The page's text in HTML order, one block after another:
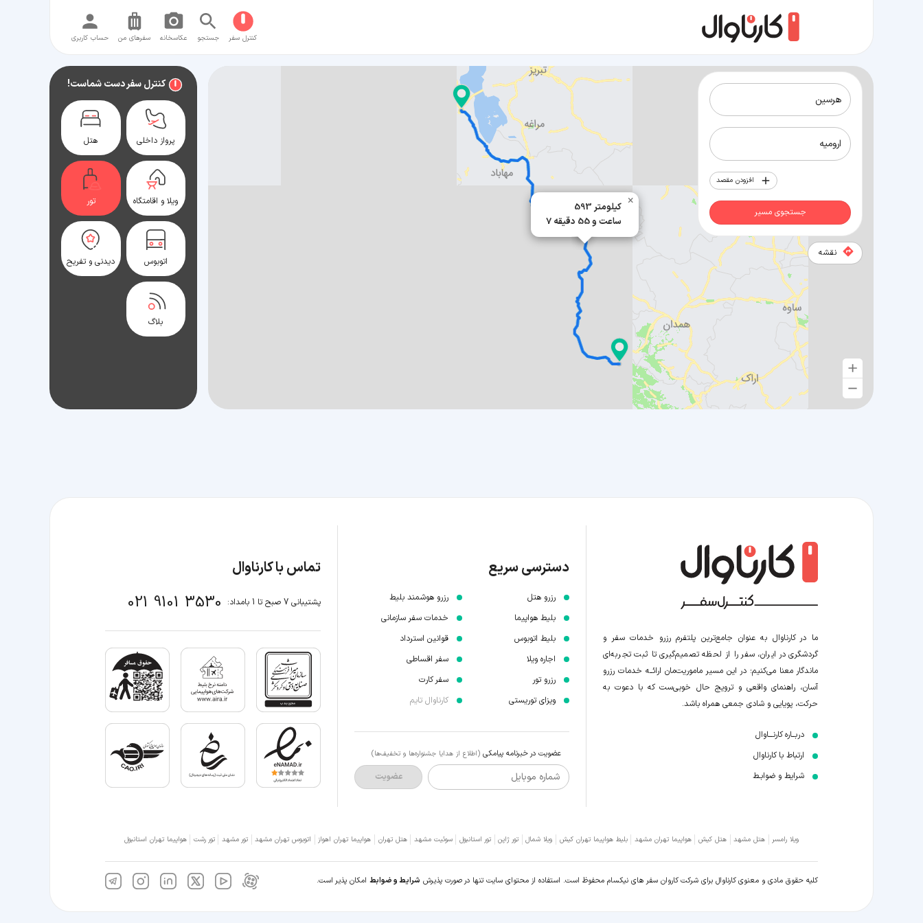
کنترل سفر جستجو عکاسخانه سفر‌های من حساب کاربری
593 کیلومتر
7 ساعت و 55 دقیقه
×
افزودن مقصد
جستجوی مسیر
نقشه
کنترل سفر دست شماست!
پرواز داخلی هتل
ویلا و اقامتگاه تور
اتوبوس دیدنی و تفریح
بلاگ
ما در کارناوال به عنوان جامع‌ترین پلتفرم رزرو خدمات سفر و
گردشگری در ایران، سفر را از لحظه‌ تصمیم‌گیری تا ثبت تجربه‌ای
ماندگار معنا می‌کنیم؛ در این مسیر‍ ماموریت‌مان اراﺋــﻪ خدمات رزرو
آسان، راهنمای واقعی و ترویج حال خوبی‌ست که با دعوت به
حرکت، پویایی و شادی جمعی همراه باشد.
دربــاره کارنـــاوال
ارتباط با کارناوال
شرایط و ضوابـط
دسترسی سریع
رزرو هتل
بلیط هواپیما
بلیط اتوبوس
اجاره ویلا
رزرو تور
ویزای توریستی
رزرو هوشمند بلیط
خدمات سفر سازمانی
قوانین استرداد
سفر اقساطی
سفر کارت
کارناوال تایم
عضویت در خبرنامه پیامکی (اطلاع از هدایا جشنواره‌ها و تخفیف‌ها)
شماره موبایل عضویت
تماس با کارناوال
پشتیبانی 7 صبح تا 1 بامداد: 021 9101 3530
ویلا رامسر هتل مشهد هتل کیش هواپیما تهران مشهد بلیط هواپیما تهران کیش ویلا شمال تور ژاپن تور استانبول سوئیت مشهد هتل تهران هواپیما تهران اهواز اتوبوس تهران مشهد تور مشهد تور رشت هواپیما تهران استانبول
کلیه حقوق مادی و معنوی کارناوال برای شرکت کاروان سفر های نیکسام محفوظ است. استفاده از محتوای سایت تنها در صورت پذیرش شرایط و ضوابط امکان پذیر است.